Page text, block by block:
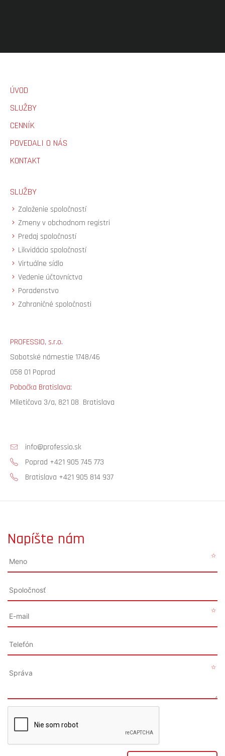
ÚVOD
SLUŽBY
CENNÍK
POVEDALI O NÁS
KONTAKT
SLUŽBY
Založenie spoločností
Zmeny v obchodnom registri
Predaj spoločností
Likvidácia spoločností
Virtuálne sídlo
Vedenie účtovníctva
Poradenstvo
Zahraničné spoločnosti
PROFESSIO, s.r.o.
Sobotské námestie 1748/46
058 01 Poprad
Pobočka Bratislava:
Miletičova 3/a, 821 08 Bratislava
info@professio.sk
Poprad +421 905 745 773
Bratislava +421 905 814 937
Napíšte nám